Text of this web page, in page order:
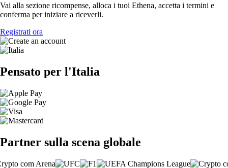
Vai alla sezione ricompense, alloca i tuoi Ethena, accetta i termini e
conferma per iniziare a riceverli.
Registrati ora
Pensato per l'Italia
Partner sulla scena globale